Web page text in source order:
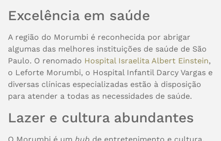
Excelência em saúde
A região do Morumbi é reconhecida por abrigar
algumas das melhores instituições de saúde de São
Paulo. O renomado Hospital Israelita Albert Einstein,
o Leforte Morumbi, o Hospital Infantil Darcy Vargas e
diversas clínicas especializadas estão à disposição
para atender a todas as necessidades de saúde.
Lazer e cultura abundantes